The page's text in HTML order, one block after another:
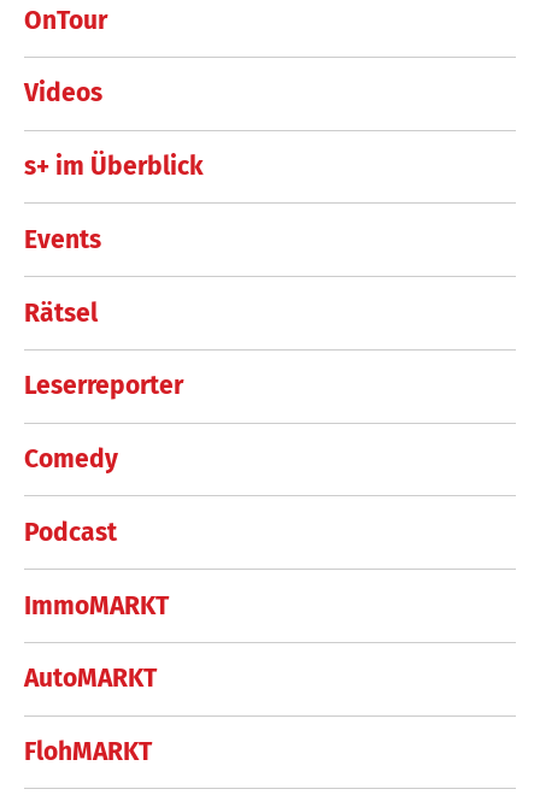
OnTour
Videos
s+ im Überblick
Events
Rätsel
Leserreporter
Comedy
Podcast
ImmoMARKT
AutoMARKT
FlohMARKT